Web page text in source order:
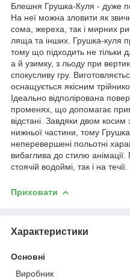
Блешня Грушка-Куля - дуже
На неї можна зловити як
сома, жереха, так і мирних
ляща та інших. Грушка-куля
тому що підходить не тільки
а й узимку, з льоду при
спокусливу гру.
оснащується якісним
Ідеально відполірована
променях, що допомагає
відстані. Завдяки двом
нижньої частини, тому
неперевершені польотні
вибаглива до стилю анімації.
стоячій водоймі, так і на течії.
Приховати
Характеристики
Основні
Виробник